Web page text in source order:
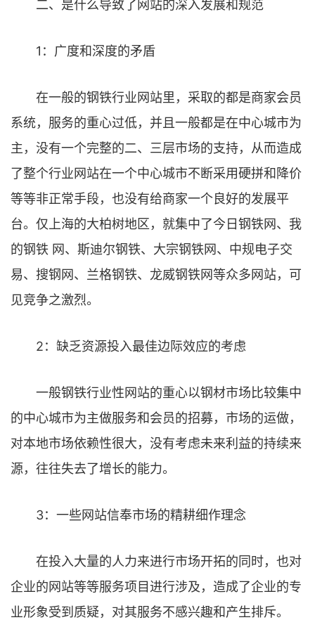
二、是什么导致了网站的深入发展和规范
1：广度和深度的矛盾
在一般的钢铁行业网站里，采取的都是商家会员
系统，服务的重心过低，并且一般都是在中心城市为
主，没有一个完整的二、三层市场的支持，从而造成
了整个行业网站在一个中心城市不断采用硬拼和降价
等等非正常手段，也没有给商家一个良好的发展平
台。仅上海的大柏树地区，就集中了今日钢铁网、我
的钢铁 网、斯迪尔钢铁、大宗钢铁网、中规电子交
易、搜钢网、兰格钢铁、龙威钢铁网等众多网站，可
见竞争之激烈。
2：缺乏资源投入最佳边际效应的考虑
一般钢铁行业性网站的重心以钢材市场比较集中
的中心城市为主做服务和会员的招募，市场的运做，
对本地市场依赖性很大，没有考虑未来利益的持续来
源，往往失去了增长的能力。
3：一些网站信奉市场的精耕细作理念
在投入大量的人力来进行市场开拓的同时，也对
企业的网站等等服务项目进行涉及，造成了企业的专
业形象受到质疑，对其服务不感兴趣和产生排斥。